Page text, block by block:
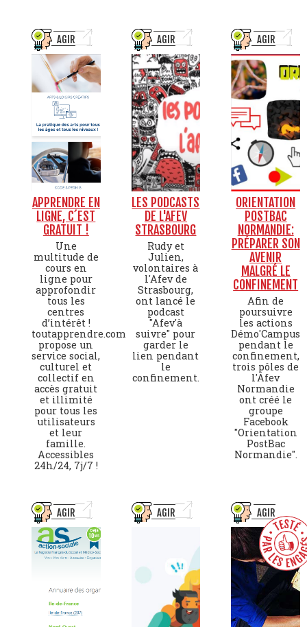
AGIR
APPRENDRE EN
LIGNE, C´EST
GRATUIT !
Une
multitude de
cours en
ligne pour
approfondir
tous les
centres
d’intérêt !
toutapprendre.com
propose un
service social,
culturel et
collectif en
accès gratuit
et illimité
pour tous les
utilisateurs
et leur
famille.
Accessibles
24h/24, 7j/7 !
AGIR
LES PODCASTS
DE L'AFEV
STRASBOURG
Rudy et
Julien,
volontaires à
l'Afev de
Strasbourg,
ont lancé le
podcast
"Afev'à
suivre" pour
garder le
lien pendant
le
confinement.
AGIR
ORIENTATION
POSTBAC
NORMANDIE:
PRÉPARER SON
AVENIR
MALGRÉ LE
CONFINEMENT
Afin de
poursuivre
les actions
Démo'Campus
pendant le
confinement,
trois pôles de
l'Afev
Normandie
ont créé le
groupe
Facebook
"Orientation
PostBac
Normandie".
AGIR AGIR AGIR